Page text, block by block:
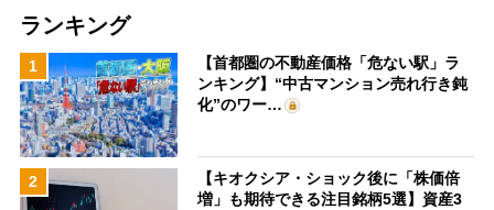
ランキング
1
【首都圏の不動産価格「危ない駅」ラ
ンキング】“中古マンション売れ行き鈍
化”のワー…
2
【キオクシア・ショック後に「株価倍
増」も期待できる注目銘柄5選】資産3